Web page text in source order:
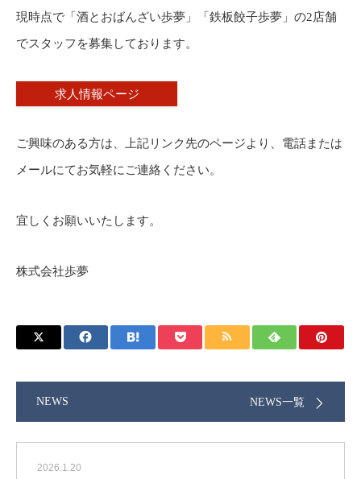
現時点で「酒とおばんざい歩夢」「鉄板餃子歩夢」の2店舗
でスタッフを募集しております。
求人情報ページ
ご興味のある方は、上記リンク先のページより、電話または
メールにてお気軽にご連絡ください。
宜しくお願いいたします。
株式会社歩夢
NEWS NEWS一覧
2026.1.20